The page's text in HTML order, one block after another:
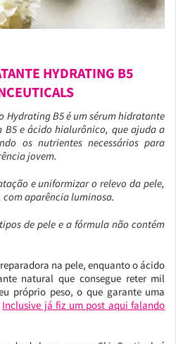
HYDRATING B5
Hydrating B5 é um sérum hidratante
e ácido hialurônico, que ajuda a
os nutrientes necessários para
jovem.
e uniformizar o relevo da pele,
com aparência luminosa.
de pele e a fórmula não contém
na pele, enquanto o ácido
natural que consegue reter mil
próprio peso, o que garante uma
Inclusive já fiz um post aqui falando